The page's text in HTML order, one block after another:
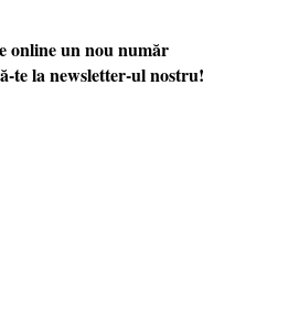
online un nou număr
te la newsletter-ul nostru!